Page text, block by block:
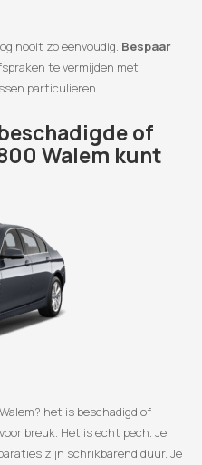
nooit zo eenvoudig. Bespaar
te vermijden met
particulieren.
of
Walem kunt
het is beschadigd of
breuk. Het is echt pech. Je
zijn schrikbarend duur. Je